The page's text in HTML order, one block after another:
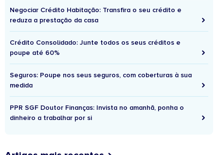
Negociar Crédito Habitação: Transfira o seu crédito e
reduza a prestação da casa
Crédito Consolidado: Junte todos os seus créditos e
poupe até 60%
Seguros: Poupe nos seus seguros, com coberturas à sua
medida
PPR SGF Doutor Finanças: Invista no amanhã, ponha o
dinheiro a trabalhar por si